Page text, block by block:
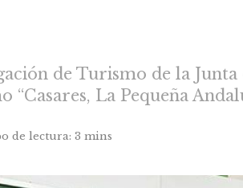
de Turismo de la
La Pequeña
de lectura: 3 mins